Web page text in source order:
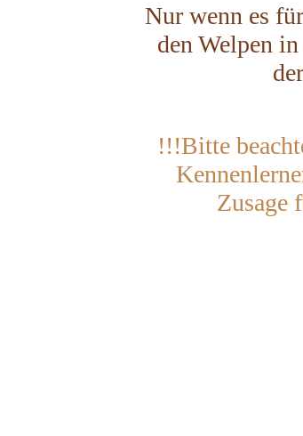
Nur wenn es
den Welpen
!!!Bitte
Zusage